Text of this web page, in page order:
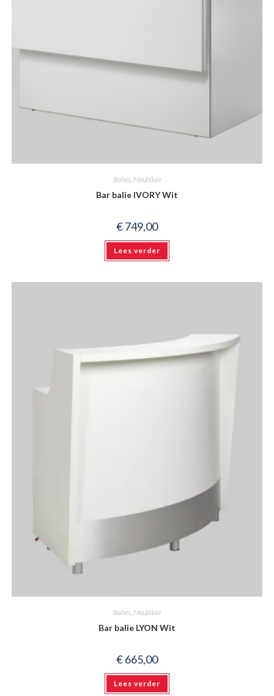
Balies Meubilair
Bar balie IVORY Wit
€749,00
Lees verder
Balies, Meubilair
Bar balie LYON Wit
€665,00
Lees verder